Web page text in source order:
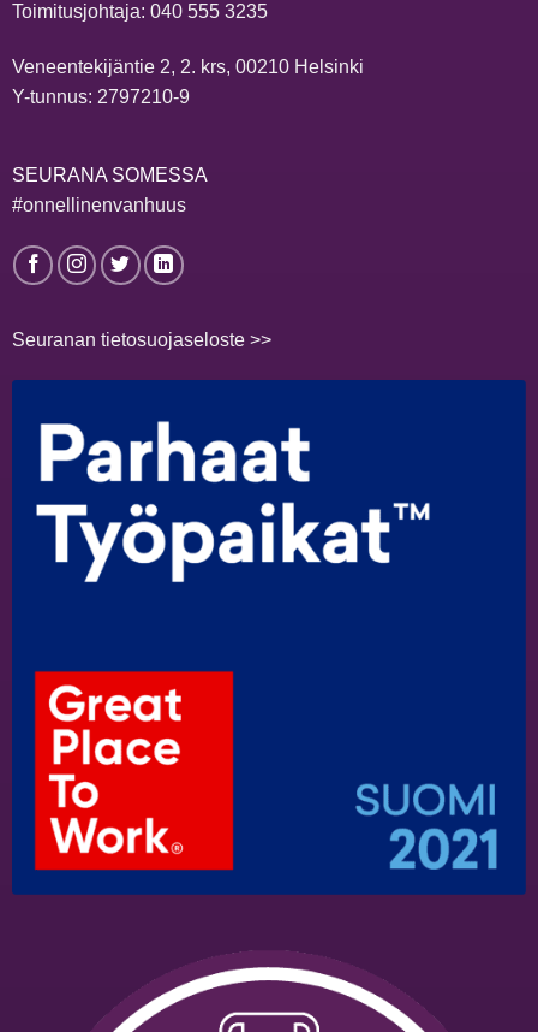
Toimitusjohtaja: 040 555 3235
Veneentekijäntie 2, 2. krs, 00210 Helsinki
Y-tunnus: 2797210-9
SEURANA SOMESSA
#onnellinenvanhuus
Seuranan tietosuojaseloste >>